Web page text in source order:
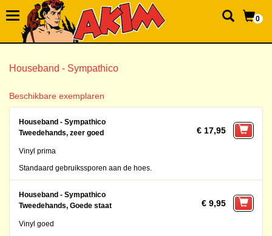
0
Houseband - Sympathico
Beschikbare exemplaren
Houseband - Sympathico
Tweedehands, zeer goed
Vinyl prima
Standaard gebruikssporen aan de hoes.
€ 17,95
Houseband - Sympathico
Tweedehands, Goede staat
Vinyl goed
€ 9,95